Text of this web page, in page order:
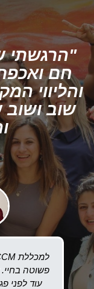
"הרגשתי
חם
והליווי
שוב ושוב
פשוטה
עוד לפני